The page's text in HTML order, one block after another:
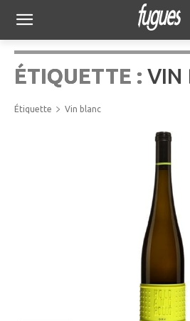
ÉTIQUETTE : VIN
Étiquette Vin blanc